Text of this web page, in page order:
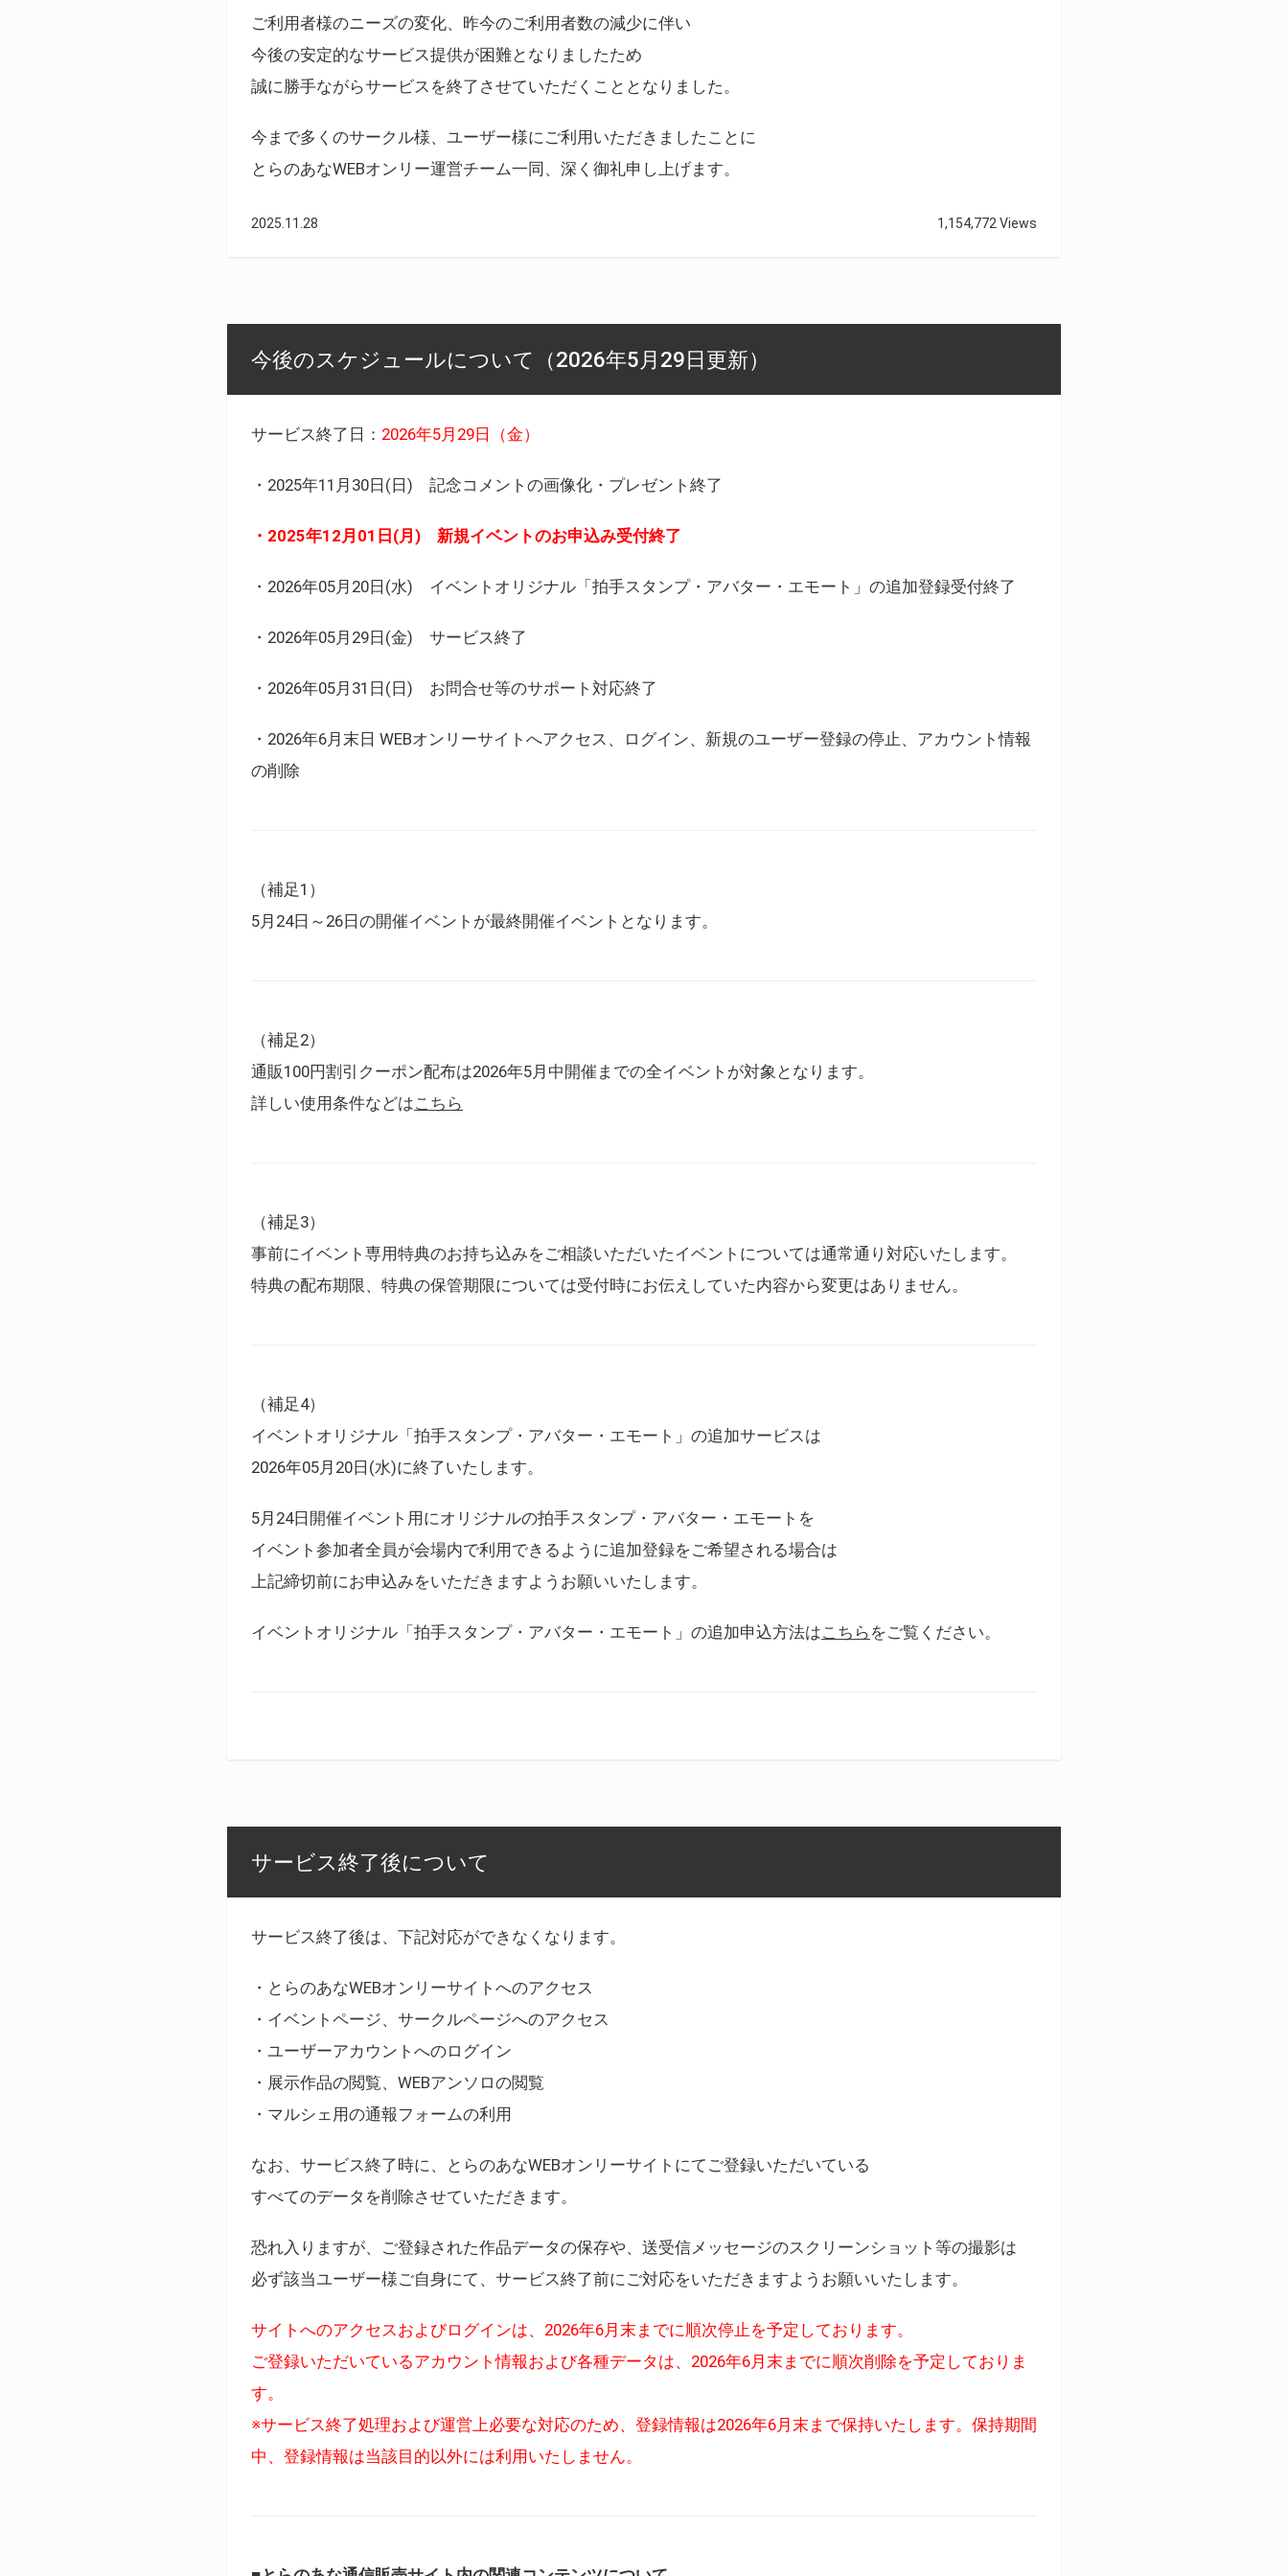
ご利用者様のニーズの変化、昨今のご利用者数の減少に伴い
今後の安定的なサービス提供が困難となりましたため
誠に勝手ながらサービスを終了させていただくこととなりました。
今まで多くのサークル様、ユーザー様にご利用いただきましたことに
とらのあなWEBオンリー運営チーム一同、深く御礼申し上げます。
2025.11.28 1,154,772 Views
今後のスケジュールについて（2026年5月29日更新）
サービス終了日： 2026年5月29日（金）
・2025年11月30日(日) 記念コメントの画像化・プレゼント終了
・2025年12月01日(月) 新規イベントのお申込み受付終了
・2026年05月20日(水) イベントオリジナル「拍手スタンプ・アバター・エモート」の追加登録受付終了
・2026年05月29日(金) サービス終了
・2026年05月31日(日) お問合せ等のサポート対応終了
・2026年6月末日 WEBオンリーサイトへアクセス、ログイン、新規のユーザー登録の停止、アカウント情報
の削除
（補足1）
5月24日～26日の開催イベントが最終開催イベントとなります。
（補足2）
通販100円割引クーポン配布は2026年5月中開催までの全イベントが対象となります。
詳しい使用条件などはこちら
（補足3）
事前にイベント専用特典のお持ち込みをご相談いただいたイベントについては通常通り対応いたします。
特典の配布期限、特典の保管期限については受付時にお伝えしていた内容から変更はありません。
（補足4）
イベントオリジナル「拍手スタンプ・アバター・エモート」の追加サービスは
2026年05月20日(水)に終了いたします。
5月24日開催イベント用にオリジナルの拍手スタンプ・アバター・エモートを
イベント参加者全員が会場内で利用できるように追加登録をご希望される場合は
上記締切前にお申込みをいただきますようお願いいたします。
イベントオリジナル「拍手スタンプ・アバター・エモート」の追加申込方法はこちら をご覧ください。
サービス終了後について
サービス終了後は、下記対応ができなくなります。
・とらのあなWEBオンリーサイトへのアクセス
・イベントページ、サークルページへのアクセス
・ユーザーアカウントへのログイン
・展示作品の閲覧、WEBアンソロの閲覧
・マルシェ用の通報フォームの利用
なお、サービス終了時に、とらのあなWEBオンリーサイトにてご登録いただいている
すべてのデータを削除させていただきます。
恐れ入りますが、ご登録された作品データの保存や、送受信メッセージのスクリーンショット等の撮影は
必ず該当ユーザー様ご自身にて、サービス終了前にご対応をいただきますようお願いいたします。
サイトへのアクセスおよびログインは、2026年6月末までに順次停止を予定しております。
ご登録いただいているアカウント情報および各種データは、2026年6月末までに順次削除を予定しておりま
す。
※サービス終了処理および運営上必要な対応のため、登録情報は2026年6月末まで保持いたします。保持期間
中、登録情報は当該目的以外には利用いたしません。